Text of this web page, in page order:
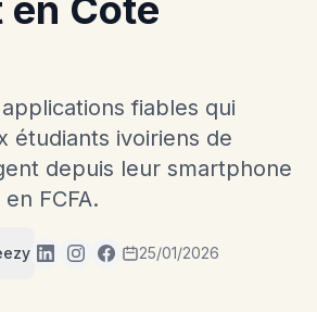
en Côte
fiables qui
étudiants ivoiriens de
depuis leur smartphone
FCFA.
25/01/2026